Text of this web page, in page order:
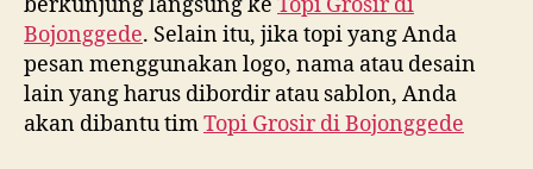
Bojonggede. Selain itu, jika topi yang Anda
pesan menggunakan logo, nama atau desain
lain yang harus dibordir atau sablon, Anda
akan dibantu timTopi Grosir diBojonggede